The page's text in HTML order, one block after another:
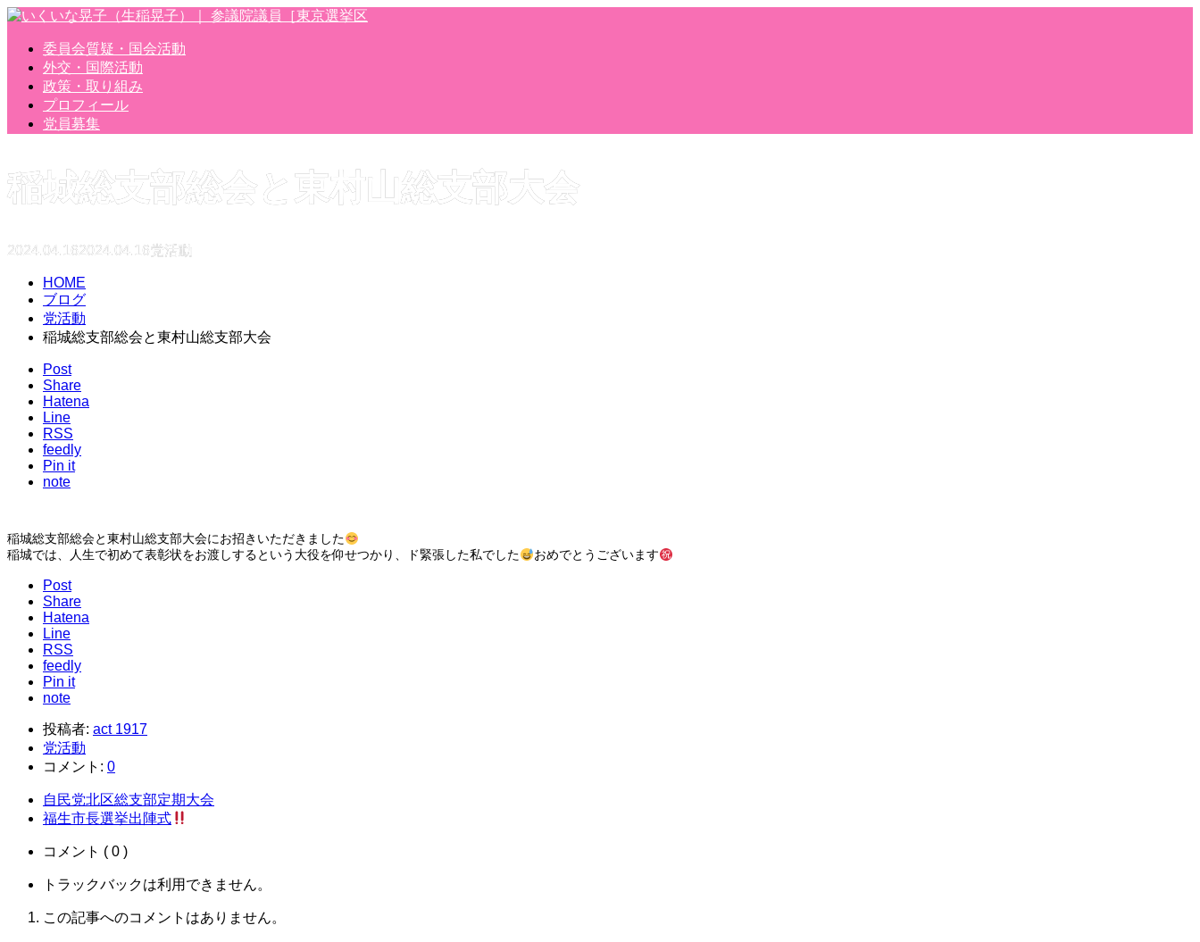
委員会質疑・国会活動
外交・国際活動
政策・取り組み
プロフィール
党員募集
稲城総支部総会と東村山総支部大会
2024.04.162024.04.16党活動
HOME
ブログ
党活動
稲城総支部総会と東村山総支部大会
Post
Share
Hatena
Line
RSS
feedly
Pin it
note
稲城総支部総会と東村山総支部大会にお招きいただきました
稲城では、人生で初めて表彰状をお渡しするという大役を仰せつかり、ド緊張した私でした
おめでとうございます
Post
Share
Hatena
Line
RSS
feedly
Pin it
note
投稿者: act 1917
党活動
コメント: 0
自民党北区総支部定期大会
福生市長選挙出陣式
コメント ( 0 )
トラックバックは利用できません。
この記事へのコメントはありません。